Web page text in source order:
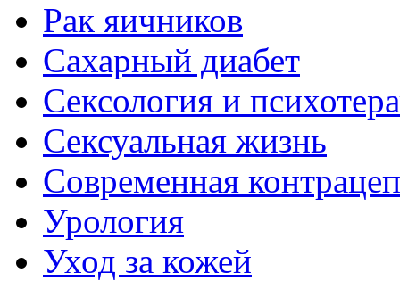
Рак яичников
Сахарный диабет
Сексология и
Сексуальная жизнь
Современная
Урология
Уход за кожей